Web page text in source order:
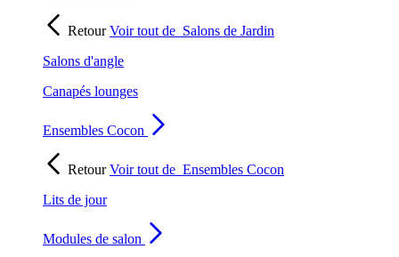
RetourVoir tout de Salons de Jardin
Salons d'angle
Canapés lounges
Ensembles Cocon
RetourVoir tout de Ensembles Cocon
Lits de jour
Modules de salon